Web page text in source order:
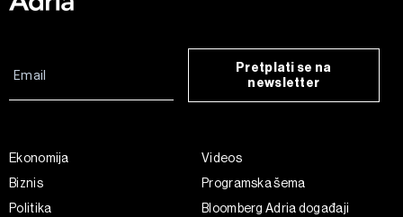
Pretplati se na
newsletter
Ekonomija
Biznis
Politika
Videos
Programska šema
Bloomberg Adria događaji